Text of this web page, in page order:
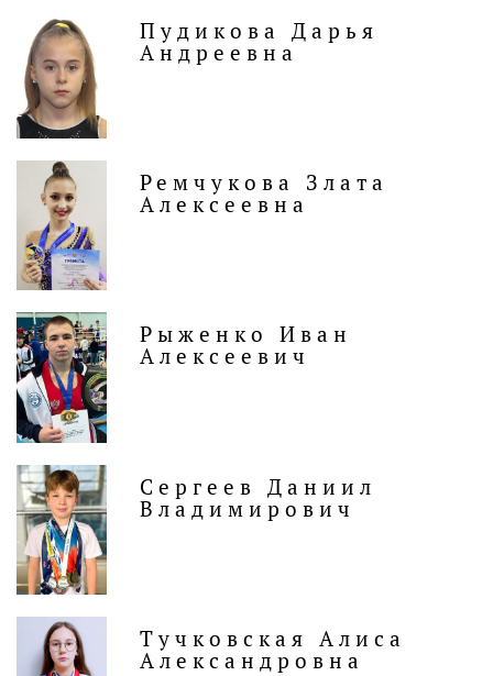
Пудикова Дарья
Андреевна
Ремчукова Злата
Алексеевна
Рыженко Иван
Алексеевич
Сергеев Даниил
Владимирович
Тучковская Алиса
Александровна